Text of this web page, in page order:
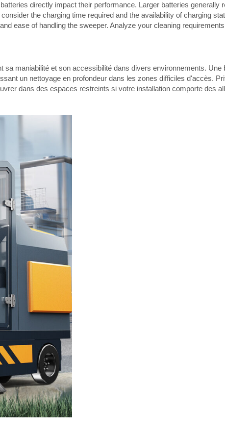
directly impact their performance. Larger batteries generally
the charging time required and the availability of charging
ease of handling the sweeper. Analyze your cleaning
sa maniabilité et son accessibilité dans divers environnements. Une
un nettoyage en profondeur dans les zones difficiles d'accès.
dans des espaces restreints si votre installation comporte des